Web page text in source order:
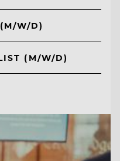
W/D)
(M/W/D)